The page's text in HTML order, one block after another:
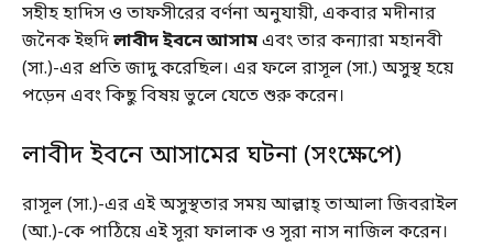
সহীহ হাদিস ও তাফসীরের বর্ণনা অনুযায়ী, একবার মদীনার
জনৈক ইহুদিলাবীদ ইবনে আসামএবং তার কন্যারা মহানবী
(সা.)-এর প্রতি জাদু করেছিল। এর ফলে রাসূল (সা.) অসুস্থ হয়ে
পড়েন এবং কিছু বিষয় ভুলে যেতে শুরু করেন।
লাবীদ ইবনে আসামের ঘটনা (সংক্ষেপে)
রাসূল (সা.)-এর এই অসুস্থতার সময় আল্লাহ্ তাআলা জিবরাইল
(আ.)-কে পাঠিয়ে এই সূরা ফালাক ও সূরা নাস নাজিল করেন।